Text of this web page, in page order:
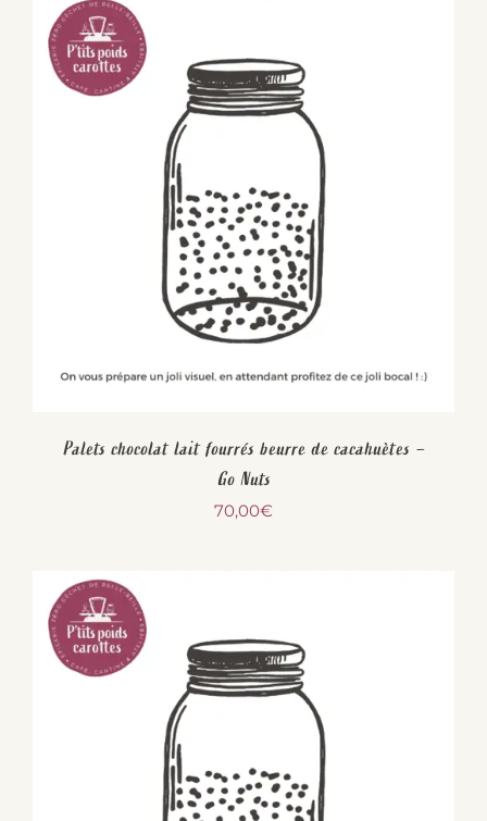
Palets chocolat lait fourrés beurre de cacahuètes –
Go Nuts
70,00€